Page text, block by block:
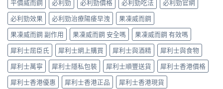
貨
分
辨
指
南〉
中
果
與
選
購
指
南〉
中
度
仿
製
藥
選
購
指
南〉
中
效
果、
價
錢、
副
作
用
全
面
對
平價威而鋼
必利勁 必利勁價格 必利勁吃法
必利勁官網
必利勁效果
必利勁治療陽痿早洩
果凍威而鋼
果凍威而鋼 副作用
果凍威而鋼 安全嗎
果凍威而鋼 有效嗎
犀利士屈臣氏
犀利士網上購買 犀利士與酒精
犀利士與食物
犀利士萬寧
犀利士隱私包裝 犀利士順豐送貨
犀利士香港價格
犀利士香港優惠
犀利士香港正品
犀利士香港現貨